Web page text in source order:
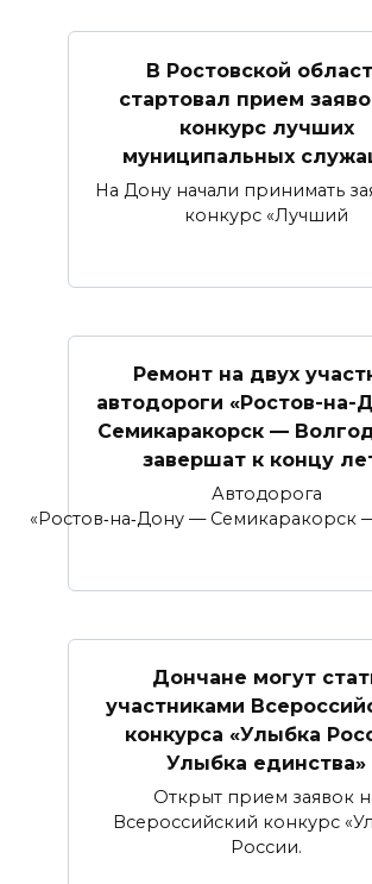
В Ростовской
стартовал прием
конкурс лучших
муниципальных
На Дону начали принимать
конкурс «Лучший
Ремонт на двух
автодороги «Ростов-на-
Семикаракорск —
завершат к концу
Автодорога
«Ростов‑на‑Дону — Семикаракорск
Дончане могут
участниками
конкурса «Улыбка
Улыбка единства»
Открыт прием заявок
Всероссийский конкурс
России.